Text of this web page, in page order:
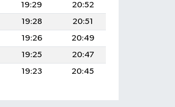
19:29
20:52
19:28
20:51
19:26
20:49
19:25
20:47
19:23 20:45